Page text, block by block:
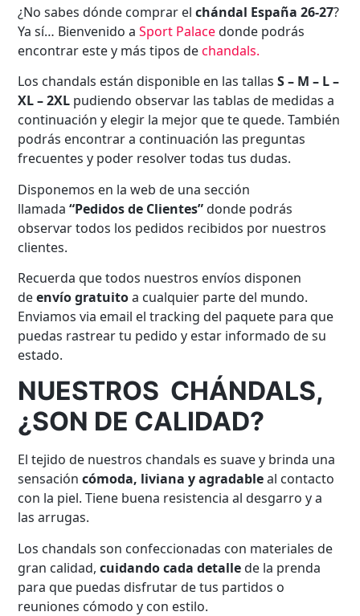
¿No sabes dónde comprar elchándal España 26-27?
Ya sí… Bienvenido aSport Palacedonde podrás
encontrar este y más tipos dechandals.
Los chandals están disponible en las tallasS – M – L –
XL – 2XL pudiendo observar las tablas de medidas a
continuación y elegir la mejor que te quede. También
podrás encontrar a continuación las preguntas
frecuentes y poder resolver todas tus dudas.
Disponemos en la web de una sección
llamada“Pedidos de Clientes”donde podrás
observar todos los pedidos recibidos por nuestros
clientes.
Recuerda que todos nuestros envíos disponen
deenvío gratuitoa cualquier parte del mundo.
Enviamos via email el tracking del paquete para que
puedas rastrear tu pedido y estar informado de su
estado.
NUESTROS CHÁNDALS,
¿SON DE CALIDAD?
El tejido de nuestros chandals es suave y brinda una
sensacióncómoda, liviana y agradableal contacto
con la piel. Tiene buena resistencia al desgarro y a
las arrugas.
Los chandals son confeccionadas con materiales de
gran calidad,cuidando cada detallede la prenda
para que puedas disfrutar de tus partidos o
reuniones cómodo y con estilo.